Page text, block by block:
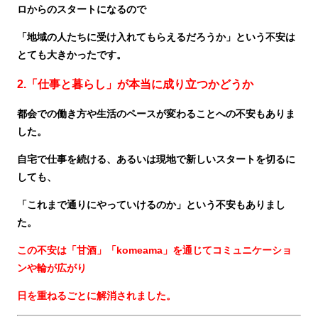
ロからのスタートになるので
「地域の人たちに受け入れてもらえるだろうか」 という不安は
とても大きかったです。
2.「仕事と暮らし」が本当に成り立つかどうか
都会での働き方や生活のペースが変わることへの不安もありま
した。
自宅で仕事を続ける、あるいは現地で新しいスタートを切るに
しても、
「これまで通りにやっていけるのか」という不安もありまし
た。
この不安は「甘酒」「komeama」を通じてコミュニケーショ
ンや輪が広がり
日を重ねるごとに解消されました。